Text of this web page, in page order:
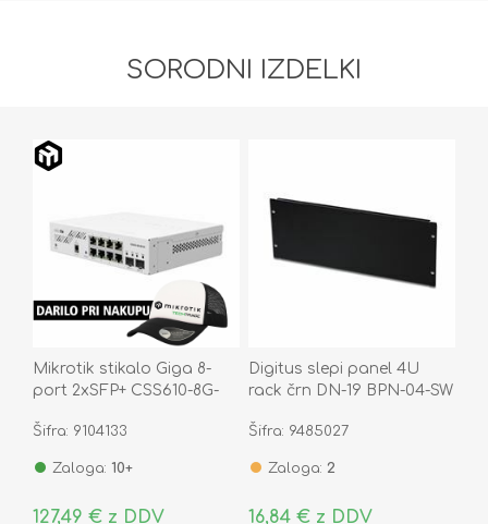
SORODNI IZDELKI
Mikrotik stikalo Giga 8-
port 2xSFP+ CSS610-8G-
Šifra: 9104133
Zaloga: 10+
127,49 € z DDV
Digitus slepi panel 4U
rack črn DN-19 BPN-04-SW
Šifra: 9485027
Zaloga: 2
16,84 € z DDV